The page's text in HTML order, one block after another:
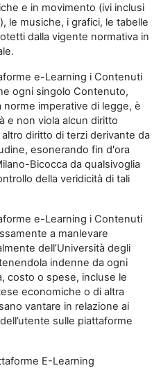
e in movimento (ivi inclusi
le musiche, i grafici, le tabelle
dalla vigente normativa in
e-Learning i Contenuti
ogni singolo Contenuto,
imperative di legge, è
e non viola alcun diritto
diritto di terzi derivante da
esonerando fin d'ora
Bicocca da qualsivoglia
della veridicità di tali
e-Learning i Contenuti
a manlevare
dell’Università degli
indenne da ogni
costo o spese, incluse le
economiche o di altra
vantare in relazione ai
sulle piattaforme
E-Learning